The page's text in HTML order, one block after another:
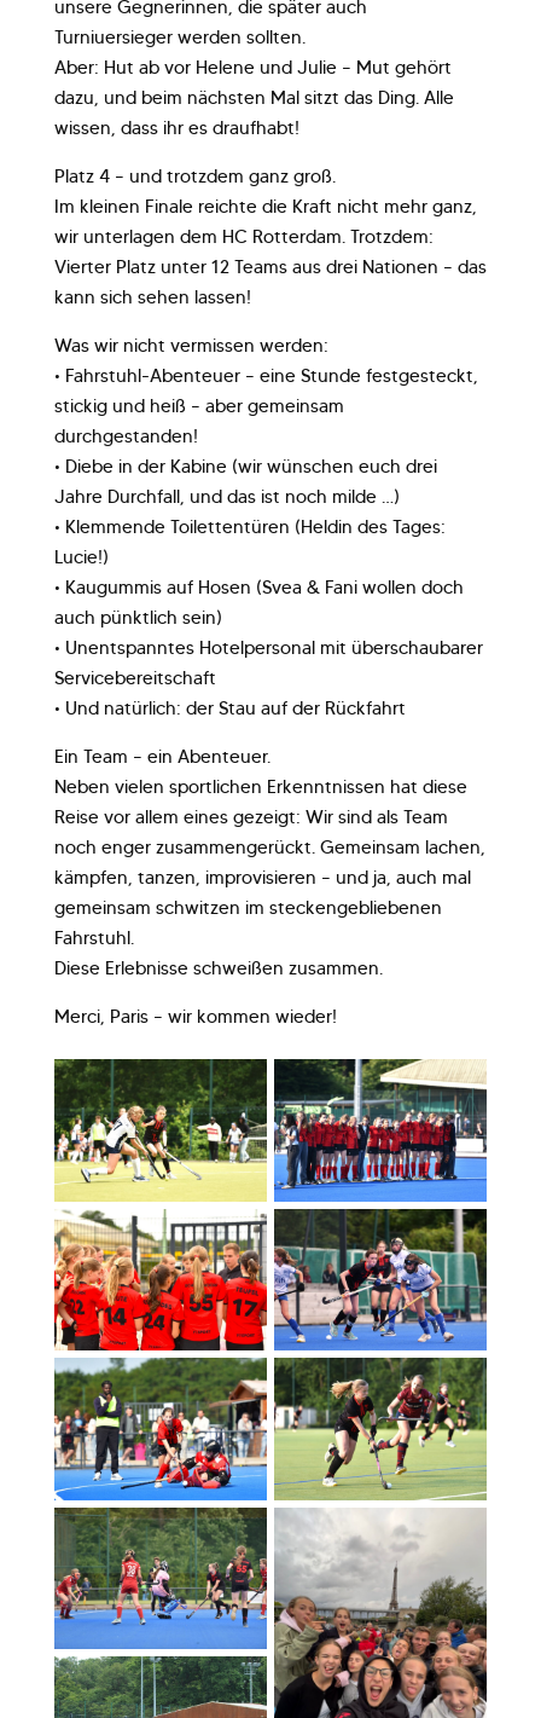
unsere Gegnerinnen, die später auch
Turniuersieger werden sollten.
Aber: Hut ab vor Helene und Julie – Mut gehört
dazu, und beim nächsten Mal sitzt das Ding. Alle
wissen, dass ihr es draufhabt!
Platz 4 – und trotzdem ganz groß.
Im kleinen Finale reichte die Kraft nicht mehr ganz,
wir unterlagen dem HC Rotterdam. Trotzdem:
Vierter Platz unter 12 Teams aus drei Nationen – das
kann sich sehen lassen!
Was wir nicht vermissen werden:
• Fahrstuhl-Abenteuer – eine Stunde festgesteckt,
stickig und heiß – aber gemeinsam
durchgestanden!
• Diebe in der Kabine (wir wünschen euch drei
Jahre Durchfall, und das ist noch milde …)
• Klemmende Toilettentüren (Heldin des Tages:
Lucie!)
• Kaugummis auf Hosen (Svea & Fani wollen doch
auch pünktlich sein)
• Unentspanntes Hotelpersonal mit überschaubarer
Servicebereitschaft
• Und natürlich: der Stau auf der Rückfahrt
Ein Team – ein Abenteuer.
Neben vielen sportlichen Erkenntnissen hat diese
Reise vor allem eines gezeigt: Wir sind als Team
noch enger zusammengerückt. Gemeinsam lachen,
kämpfen, tanzen, improvisieren – und ja, auch mal
gemeinsam schwitzen im steckengebliebenen
Fahrstuhl.
Diese Erlebnisse schweißen zusammen.
Merci, Paris – wir kommen wieder!